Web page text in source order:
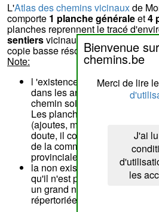
Bienvenue sur
chemins.be
Merci de lire
J'ai
les
L'Atlas des chemins vicinauxde
comporte 1 planche généraleet4
planches reprennent le tracé
sentiersvicinaux. Vous pouvez
copie basse résolution de la
Note:
l 'existence d'un chemin à
dans les années 1843 à
chemin soit encore ouvert au
Les planches ne reprennent
(ajoutes, modifications,
doute, il convient
de la commune soit auprès de
provinciale (commissaire
la non existence d'un
qu'il n'est pas public. La
un grand nombre de voiries
répertoriées dans l'atlas